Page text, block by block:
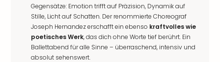
Gegensätze: Emotion trifft auf Präzision, Dynamik auf
Stille, Licht auf Schatten. Der renommierte Choreograf
Joseph Hernandez erschafft ein ebenso kraftvolles wie
poetisches Werk, das dich ohne Worte tief berührt. Ein
Ballettabend für alle Sinne – überraschend, intensiv und
absolut sehenswert.